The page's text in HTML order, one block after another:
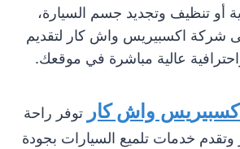
أو تنظيف وتجديد جسم السيارة،
شركة اكسبيريس واش كار لتقديم
عالية مباشرة في موقعك.
اكسبيريس واش كار توفر راحة
خدمات تلميع السيارات بجودة